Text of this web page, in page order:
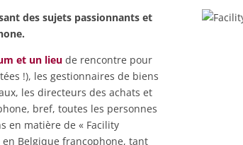
des sujets passionnants et
et un lieude rencontre pour
!), les gestionnaires de biens
les directeurs des achats et
bref, toutes les personnes
en matière de « Facility
Belgique francophone, tant